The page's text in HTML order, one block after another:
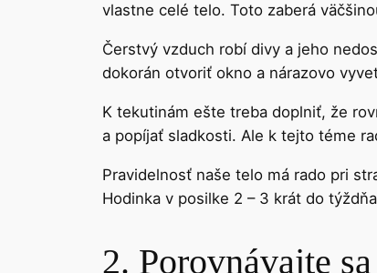
vlastne celé telo. Toto zaberá
Čerstvý vzduch robí divy a jeho
dokorán otvoriť okno a nárazovo
K tekutinám ešte treba doplniť, že
a popíjať sladkosti. Ale k tejto téme
Pravidelnosť naše telo má rado pri
Hodinka v posilke 2 – 3 krát do
2. Porovnávajte